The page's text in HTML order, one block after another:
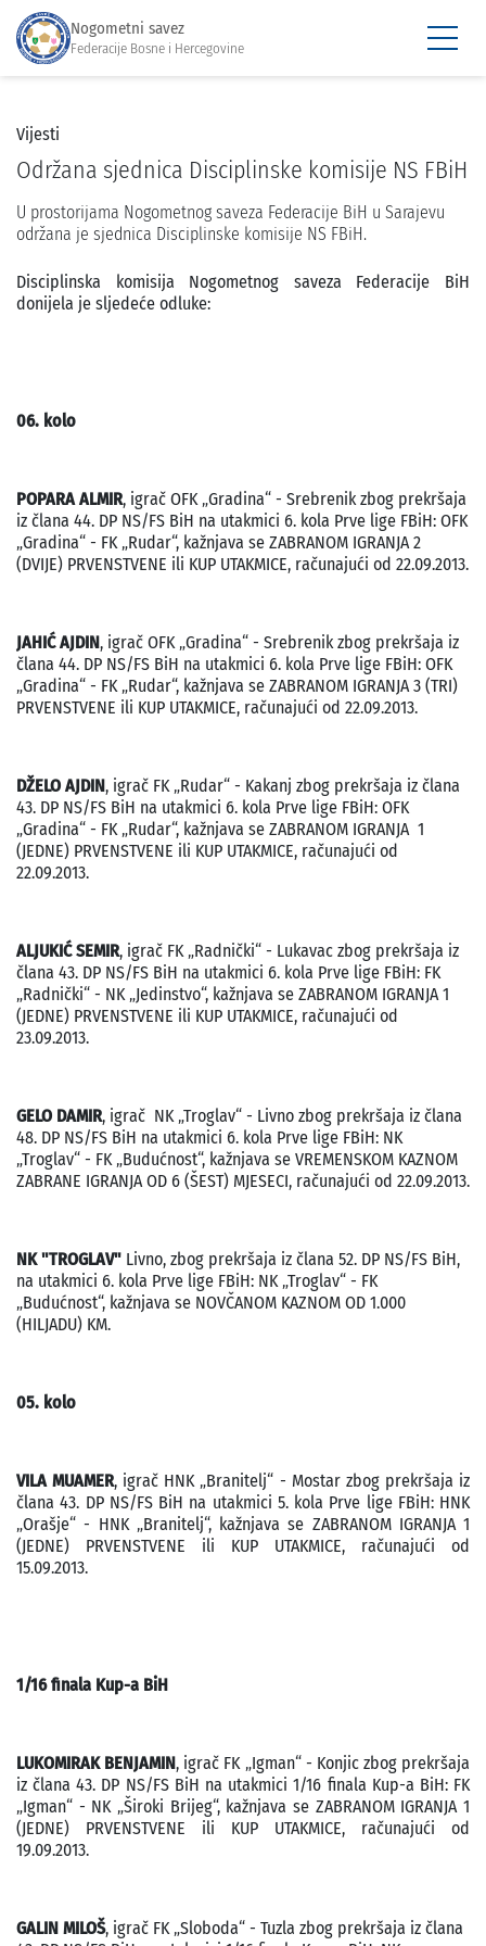
Nogometni savez
Federacije Bosne i Hercegovine
Vijesti
Održana sjednica Disciplinske komisije NS FBiH
U prostorijama Nogometnog saveza Federacije BiH u Sarajevu
održana je sjednica Disciplinske komisije NS FBiH.
Disciplinska komisija Nogometnog saveza Federacije BiH
donijela je sljedeće odluke:
06. kolo
POPARA ALMIR, igrač OFK „Gradina“ - Srebrenik zbog prekršaja
iz člana 44. DP NS/FS BiH na utakmici 6. kola Prve lige FBiH: OFK
„Gradina“ - FK „Rudar“, kažnjava se ZABRANOM IGRANJA 2
(DVIJE) PRVENSTVENE ili KUP UTAKMICE, računajući od 22.09.2013.
JAHIĆ AJDIN, igrač OFK „Gradina“ - Srebrenik zbog prekršaja iz
člana 44. DP NS/FS BiH na utakmici 6. kola Prve lige FBiH: OFK
„Gradina“ - FK „Rudar“, kažnjava se ZABRANOM IGRANJA 3 (TRI)
PRVENSTVENE ili KUP UTAKMICE, računajući od 22.09.2013.
DŽELO AJDIN, igrač FK „Rudar“ - Kakanj zbog prekršaja iz člana
43. DP NS/FS BiH na utakmici 6. kola Prve lige FBiH: OFK
„Gradina“ - FK „Rudar“, kažnjava se ZABRANOM IGRANJA 1
(JEDNE) PRVENSTVENE ili KUP UTAKMICE, računajući od
22.09.2013.
ALJUKIĆ SEMIR, igrač FK „Radnički“ - Lukavac zbog prekršaja iz
člana 43. DP NS/FS BiH na utakmici 6. kola Prve lige FBiH: FK
„Radnički“ - NK „Jedinstvo“, kažnjava se ZABRANOM IGRANJA 1
(JEDNE) PRVENSTVENE ili KUP UTAKMICE, računajući od
23.09.2013.
GELO DAMIR, igrač NK „Troglav“ - Livno zbog prekršaja iz člana
48. DP NS/FS BiH na utakmici 6. kola Prve lige FBiH: NK
„Troglav“ - FK „Budućnost“, kažnjava se VREMENSKOM KAZNOM
ZABRANE IGRANJA OD 6 (ŠEST) MJESECI, računajući od 22.09.2013.
NK "TROGLAV" Livno, zbog prekršaja iz člana 52. DP NS/FS BiH,
na utakmici 6. kola Prve lige FBiH: NK „Troglav“ - FK
„Budućnost“, kažnjava se NOVČANOM KAZNOM OD 1.000
(HILJADU) KM.
05. kolo
VILA MUAMER, igrač HNK „Branitelj“ - Mostar zbog prekršaja iz
člana 43. DP NS/FS BiH na utakmici 5. kola Prve lige FBiH: HNK
„Orašje“ - HNK „Branitelj“, kažnjava se ZABRANOM IGRANJA 1
(JEDNE) PRVENSTVENE ili KUP UTAKMICE, računajući od
15.09.2013.
1/16 finala Kup-a BiH
LUKOMIRAK BENJAMIN, igrač FK „Igman“ - Konjic zbog prekršaja
iz člana 43. DP NS/FS BiH na utakmici 1/16 finala Kup-a BiH: FK
„Igman“ - NK „Široki Brijeg“, kažnjava se ZABRANOM IGRANJA 1
(JEDNE) PRVENSTVENE ili KUP UTAKMICE, računajući od
19.09.2013.
GALIN MILOŠ, igrač FK „Sloboda“ - Tuzla zbog prekršaja iz člana